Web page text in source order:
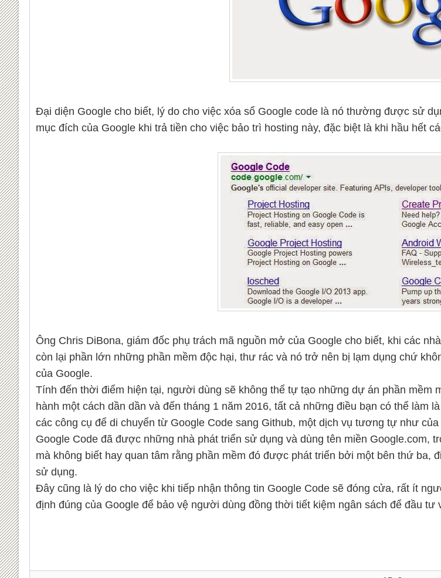
Đại diện Google cho biết, lý do cho việc xóa sổ Google code là nó thường được sử
mục đích của Google khi trả tiền cho việc bảo trì hosting này, đặc biệt là khi hầu hết
Ông Chris DiBona, giám đốc phụ trách mã nguồn mở của Google cho biết, khi các
còn lại phần lớn những phần mềm độc hại, thư rác và nó trở nên bị lạm dụng chứ
của Google.
Tính đến thời điểm hiện tại, người dùng sẽ không thể tự tạo những dự án phần mềm
hành một cách dần dần và đến tháng 1 năm 2016, tất cả những điều bạn có thể làm
các công cụ để di chuyển từ Google Code sang Github, một dịch vụ tương tự như của
Google Code đã được những nhà phát triển sử dụng và dùng tên miền Google.com,
mà không biết hay quan tâm rằng phần mềm đó được phát triển bởi một bên thứ ba,
sử dụng.
Đây cũng là lý do cho việc khi tiếp nhận thông tin Google Code sẽ đóng cửa, rất ít
định đúng của Google để bảo vệ người dùng đồng thời tiết kiệm ngân sách để đầu